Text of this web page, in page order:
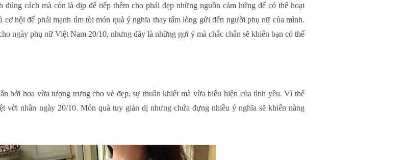
cách mà còn là dịp để tiếp thêm cho phái đẹp những nguồn cảm hứng để có thể hoạt
hội để phái mạnh tìm tòi món quà ý nghĩa thay tấm lòng gửi đến người phụ nữ của mình.
ngày phụ nữ Việt Nam 20/10, nhưng đây là những gợi ý mà chắc chắn sẽ khiến bạn có thể
bởi hoa vừa tượng trưng cho vẻ đẹp, sự thuần khiết mà vừa biểu hiện của tình yêu. Vì thế
vời nhân ngày 20/10. Món quà tuy giản dị nhưng chứa đựng nhiều ý nghĩa sẽ khiến nàng